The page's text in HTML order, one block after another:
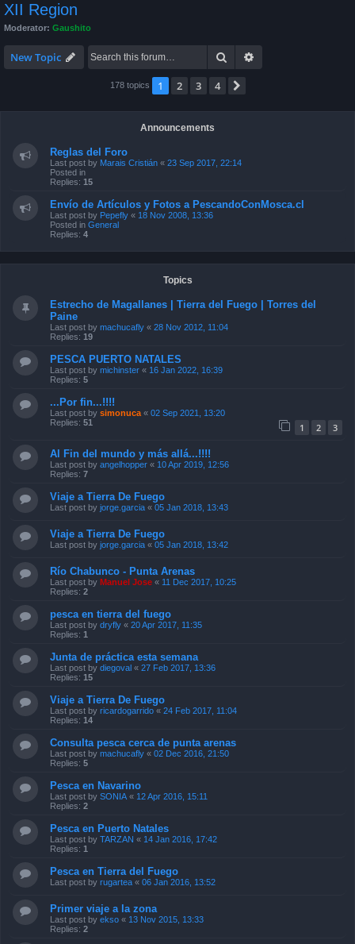
XII Region
Moderator: Gaushito
New Topic Search
178 topics 1 2 3 4
Announcements
Reglas del Foro
Last post by Marais Cristián « 23 Sep 2017, 22:14
Posted in
Replies: 15
Envío de Artículos y Fotos a PescandoConMosca.cl
Last post by Pepefly « 18 Nov 2008, 13:36
Posted in General
Replies: 4
Topics
Estrecho de Magallanes | Tierra del Fuego | Torres del
Paine
Last post by machucafly « 28 Nov 2012, 11:04
Replies: 19
PESCA PUERTO NATALES
Last post by michinster « 16 Jan 2022, 16:39
Replies: 5
...Por fin...!!!!
Last post by simonuca « 02 Sep 2021, 13:20
Replies: 51 1 2 3
Al Fin del mundo y más allá...!!!!
Last post by angelhopper « 10 Apr 2019, 12:56
Replies: 7
Viaje a Tierra De Fuego
Last post by jorge.garcia « 05 Jan 2018, 13:43
Viaje a Tierra De Fuego
Last post by jorge.garcia « 05 Jan 2018, 13:42
Río Chabunco - Punta Arenas
Last post by Manuel Jose « 11 Dec 2017, 10:25
Replies: 2
pesca en tierra del fuego
Last post by dryfly « 20 Apr 2017, 11:35
Replies: 1
Junta de práctica esta semana
Last post by diegoval « 27 Feb 2017, 13:36
Replies: 15
Viaje a Tierra De Fuego
Last post by ricardogarrido « 24 Feb 2017, 11:04
Replies: 14
Consulta pesca cerca de punta arenas
Last post by machucafly « 02 Dec 2016, 21:50
Replies: 5
Pesca en Navarino
Last post by SONIA « 12 Apr 2016, 15:11
Replies: 2
Pesca en Puerto Natales
Last post by TARZAN « 14 Jan 2016, 17:42
Replies: 1
Pesca en Tierra del Fuego
Last post by rugartea « 06 Jan 2016, 13:52
Primer viaje a la zona
Last post by ekso « 13 Nov 2015, 13:33
Replies: 2